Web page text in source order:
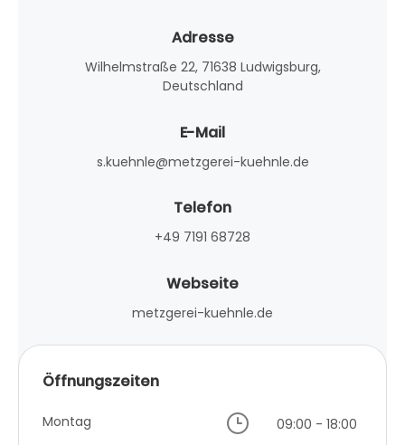
Adresse
Wilhelmstraße 22, 71638 Ludwigsburg,
Deutschland
E-Mail
s.kuehnle@metzgerei-kuehnle.de
Telefon
+49 7191 68728
Webseite
metzgerei-kuehnle.de
Öffnungszeiten
Montag
09:00 - 18:00